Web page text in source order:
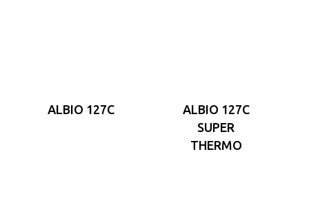
ALBIO 127C
ALBIO 127C
SUPER
THERMO